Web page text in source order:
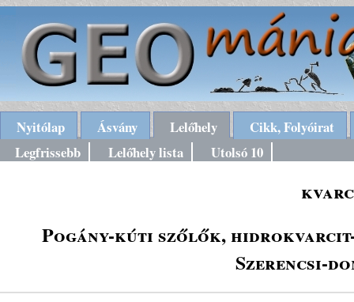
Nyitólap Ásvány Lelőhely
Cikk, Folyóirat
Legfrissebb
Lelőhely lista Utolsó 10
Pogány-kúti szőlők,
Szerencsi-